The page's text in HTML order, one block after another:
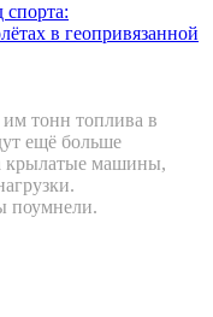
в геопривязанной
тонн топлива в
ещё больше
крылатые машины,
поумнели.